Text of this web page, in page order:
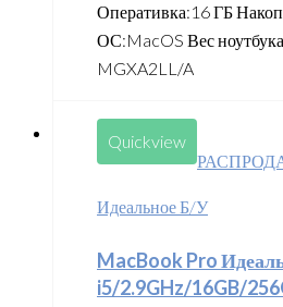
Оперативка:16 ГБ
ОС:MacOS Вес
MGXA2LL/A
Quickview
Идеальное Б/У
MacBook Pro
i5/2.9GHz/16GB/